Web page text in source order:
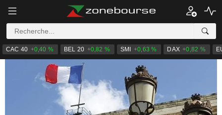
CAC 40 +0,40 % BEL 20 +0,82 % SMI +0,63 % DAX +0,82 %